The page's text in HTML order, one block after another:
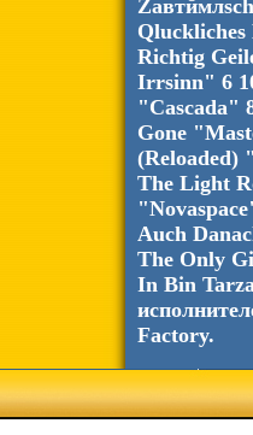
Qluckliches
Richtig
Irrsinn" 6
"Cascada"
Gone
(Reloaded)
The Light
Auch
The Only
In Bin
Factory.